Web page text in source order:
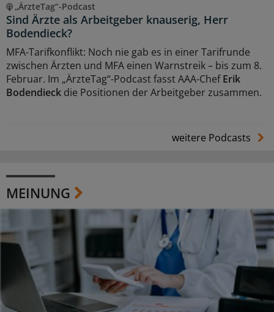
„ÄrzteTag“-Podcast
Sind Ärzte als Arbeitgeber knauserig, Herr
Bodendieck?
MFA-Tarifkonflikt: Noch nie gab es in einer Tarifrunde
zwischen Ärzten und MFA einen Warnstreik – bis zum 8.
Februar. Im „ÄrzteTag“-Podcast fasst AAA-ChefErik
Bodendieck die Positionen der Arbeitgeber zusammen.
weitere Podcasts
MEINUNG